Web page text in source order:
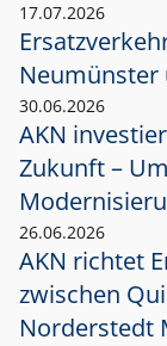
17.07.2026
Neumünster
30.06.2026
AKN
Zukunft –
26.06.2026
AKN richtet
zwischen
Norderstedt